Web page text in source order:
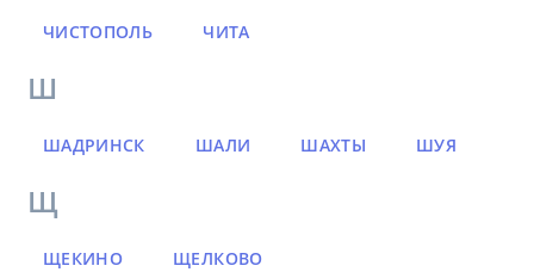
ЧИСТОПОЛЬ ЧИТА
Ш
ШАДРИНСК ШАЛИ ШАХТЫ ШУЯ
Щ
ЩЕКИНО ЩЕЛКОВО